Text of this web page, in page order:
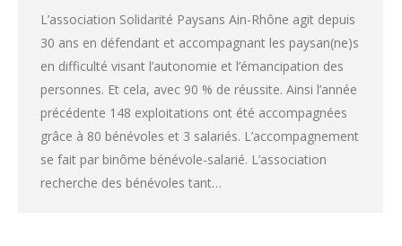
L’association Solidarité Paysans Ain-Rhône agit depuis
30 ans en défendant et accompagnant les paysan(ne)s
en difficulté visant l’autonomie et l’émancipation des
personnes. Et cela, avec 90 % de réussite. Ainsi l’année
précédente 148 exploitations ont été accompagnées
grâce à 80 bénévoles et 3 salariés. L’accompagnement
se fait par binôme bénévole-salarié. L’association
recherche des bénévoles tant…